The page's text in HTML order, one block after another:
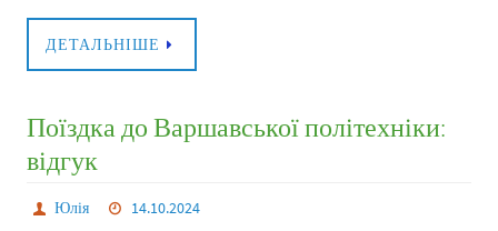
ДЕТАЛЬНІШЕ
Поїздка до Варшавської політехніки:
відгук
Юлія
14.10.2024